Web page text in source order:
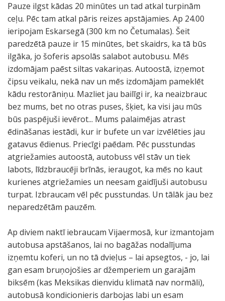
Pauze ilgst kādas 20 minūtes un tad atkal turpinām
ceļu. Pēc tam atkal pāris reizes apstājamies. Ap 24.00
ieripojam Eskarsegā (300 km no Četumalas). Šeit
paredzētā pauze ir 15 minūtes, bet skaidrs, ka tā būs
ilgāka, jo šoferis apsolās salabot autobusu. Mēs
izdomājam paēst siltas vakariņas. Autoostā, izņemot
čipsu veikalu, nekā nav un mēs izdomājam pameklēt
kādu restorāniņu. Mazliet jau bailīgi ir, ka neaizbrauc
bez mums, bet no otras puses, šķiet, ka visi jau mūs
būs paspējuši ievērot... Mums palaimējas atrast
ēdināšanas iestādi, kur ir bufete un var izvēlēties jau
gatavus ēdienus. Priecīgi paēdam. Pēc pusstundas
atgriežamies autoostā, autobuss vēl stāv un tiek
labots, līdzbraucēji brīnās, ieraugot, ka mēs no kaut
kurienes atgriežamies un neesam gaidījuši autobusu
turpat. Izbraucam vēl pēc pusstundas. Un tālāk jau bez
neparedzētām pauzēm.
Ap diviem naktī iebraucam Vijaermosā, kur izmantojam
autobusa apstāšanos, lai no bagāžas nodalījuma
izņemtu koferi, un no tā dvieļus – lai apsegtos, - jo, lai
gan esam bruņojošies ar džemperiem un garajām
biksēm (kas Meksikas dienvidu klimatā nav normāli),
autobusā kondicionieris darbojas labi un esam